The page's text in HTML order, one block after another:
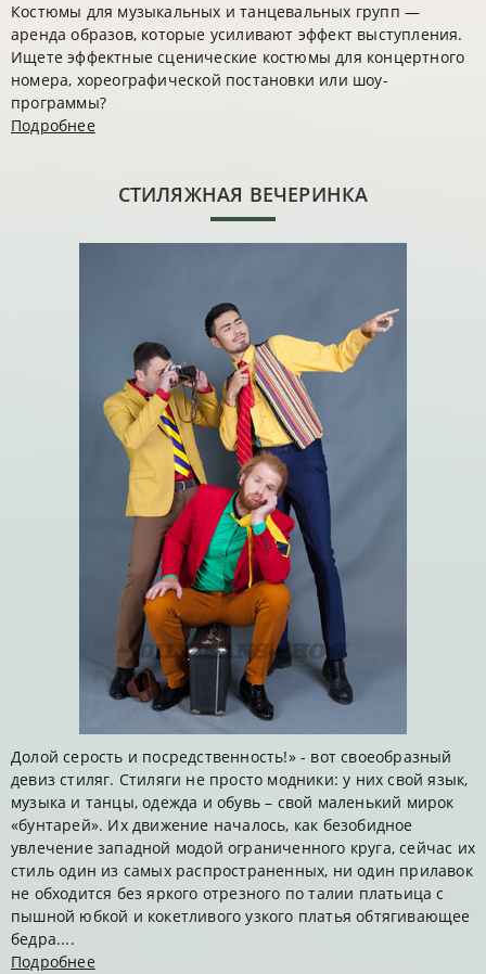
Костюмы для музыкальных и танцевальных групп —
аренда образов, которые усиливают эффект выступления.
Ищете эффектные сценические костюмы для концертного
номера, хореографической постановки или шоу-
программы?
Подробнее
CТИЛЯЖНАЯ ВЕЧЕРИНКА
Долой серость и посредственность!» - вот своеобразный
девиз стиляг. Стиляги не просто модники: у них свой язык,
музыка и танцы, одежда и обувь – свой маленький мирок
«бунтарей». Их движение началось, как безобидное
увлечение западной модой ограниченного круга, сейчас их
стиль один из самых распространенных, ни один прилавок
не обходится без яркого отрезного по талии платьица с
пышной юбкой и кокетливого узкого платья обтягивающее
бедра....
Подробнее